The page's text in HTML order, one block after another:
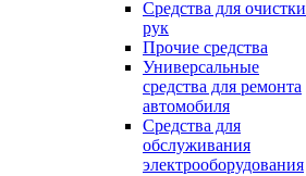
Средства для очистки
рук
Прочие средства
Универсальные
средства для ремонта
автомобиля
Средства для
обслуживания
электрооборудования